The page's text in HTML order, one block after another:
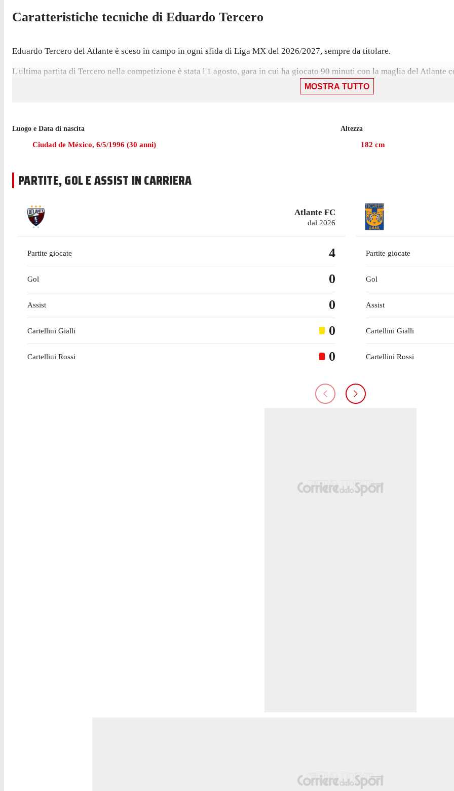
Caratteristiche tecniche di Eduardo Tercero
Eduardo Tercero del Atlante è sceso in campo in ogni sfida di Liga MX del 2026/2027, sempre da titolare.
L'ultima partita di Tercero nella competizione è stata l'1 agosto, gara in cui ha giocato 90 minuti con la maglia del
La gara casalinga contro il Deportivo Toluca, il 15 agosto, sarà la prossima gara di Liga MX per Atlante.
Prima di cominciare l'esperienza con Atlante nel giugno 2026, Tercero ha collezionato 22 presenze in campionato con il
MOSTRA TUTTO
Luogo e Data di nascita
Ciudad de México, 6/5/1996 (30 anni)
Altezza
182 cm
PARTITE, GOL E ASSIST IN CARRIERA
Atlante FC
dal 2026
Partite giocate 4
Gol 0
Assist 0
Cartellini Gialli 0
Cartellini Rossi 0
Partite giocate
Gol
Assist
Cartellini Gialli
Cartellini Rossi